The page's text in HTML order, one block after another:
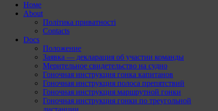
Номе
About
Політика приватності
Contacts
Docs
Положение
Заявка — декларация об участии команды
Мерительное свидетельство на судно
Гоночная инструкция гонка капитанов
Гоночная инструкция полоса препятствий
Гоночная инструкция маршрутной гонки
Гоночная инструкция гонки по треугольной
дистанции